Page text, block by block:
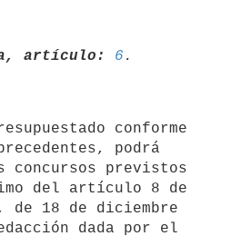
artículo: 6
podrá
concursos previstos
del artículo 8 de
de 18 de diciembre
dada por el